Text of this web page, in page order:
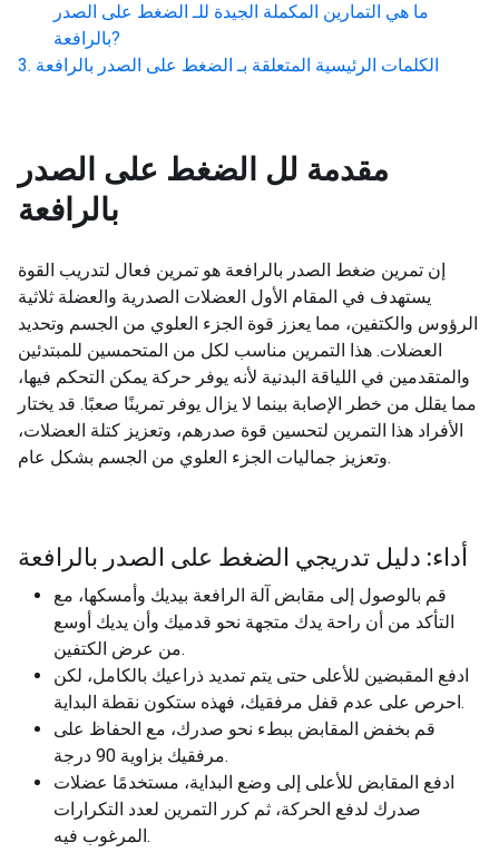
ما هي التمارين المكملة الجيدة للـ الضغط على الصدر
بالرافعة?
الكلمات الرئيسية المتعلقة بـ الضغط على الصدر بالرافعة
مقدمة لل الضغط على الصدر
بالرافعة
إن تمرين ضغط الصدر بالرافعة هو تمرين فعال لتدريب القوة
يستهدف في المقام الأول العضلات الصدرية والعضلة ثلاثية
الرؤوس والكتفين، مما يعزز قوة الجزء العلوي من الجسم وتحديد
العضلات. هذا التمرين مناسب لكل من المتحمسين للمبتدئين
والمتقدمين في اللياقة البدنية لأنه يوفر حركة يمكن التحكم فيها،
مما يقلل من خطر الإصابة بينما لا يزال يوفر تمرينًا صعبًا. قد يختار
الأفراد هذا التمرين لتحسين قوة صدرهم، وتعزيز كتلة العضلات،
وتعزيز جماليات الجزء العلوي من الجسم بشكل عام.
أداء: دليل تدريجي الضغط على الصدر بالرافعة
قم بالوصول إلى مقابض آلة الرافعة بيديك وأمسكها، مع
التأكد من أن راحة يدك متجهة نحو قدميك وأن يديك أوسع
من عرض الكتفين.
ادفع المقبضين للأعلى حتى يتم تمديد ذراعيك بالكامل، لكن
احرص على عدم قفل مرفقيك، فهذه ستكون نقطة البداية.
قم بخفض المقابض ببطء نحو صدرك، مع الحفاظ على
مرفقيك بزاوية 90 درجة.
ادفع المقابض للأعلى إلى وضع البداية، مستخدمًا عضلات
صدرك لدفع الحركة، ثم كرر التمرين لعدد التكرارات
المرغوب فيه.